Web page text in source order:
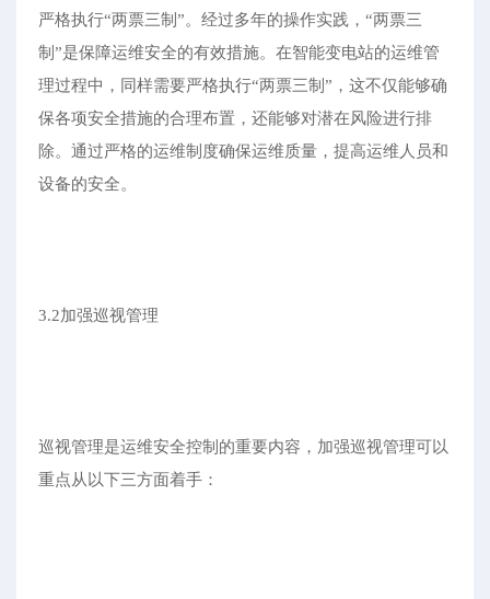
严格执行“两票三制”。经过多年的操作实践，“两票三
制”是保障运维安全的有效措施。在智能变电站的运维管
理过程中，同样需要严格执行“两票三制”，这不仅能够确
保各项安全措施的合理布置，还能够对潜在风险进行排
除。通过严格的运维制度确保运维质量，提高运维人员和
设备的安全。
3.2加强巡视管理
巡视管理是运维安全控制的重要内容，加强巡视管理可以
重点从以下三方面着手：